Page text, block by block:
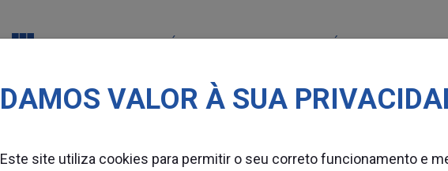
MÁQUINAS CONSUMÍVEIS
DAMOS VALOR À SUA
Este site utiliza cookies para permitir o seu correto funcionamento e